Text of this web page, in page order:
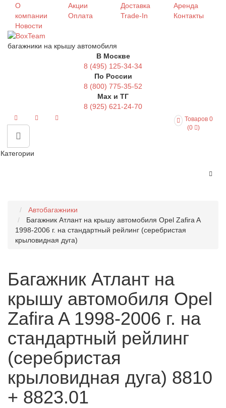
О
компании
Новости
Акции
Оплата
Доставка
Trade-In
Аренда
Контакты
багажники на крышу автомобиля
В Москве
8 (495) 125-34-34
По России
8 (800) 775-35-52
Max и ТГ
8 (925) 621-24-70
Товаров 0
(0
)
Категории
Автобагажники
Багажник Атлант на крышу автомобиля Opel Zafira A
1998-2006 г. на стандартный рейлинг (серебристая
крыловидная дуга)
Багажник Атлант на
крышу автомобиля Opel
Zafira A 1998-2006 г. на
стандартный рейлинг
(серебристая
крыловидная дуга) 8810
+ 8823.01